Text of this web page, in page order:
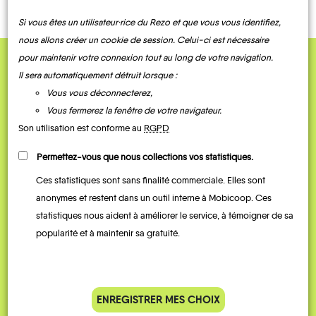
QUELQUES
Témoignages
parking de la gare est toujours
complet alors j’ai testé Rezo
Si vous êtes un utilisateur·rice du Rezo et que vous vous identifiez,
nous allons créer un cookie de session. Celui-ci est nécessaire
pour maintenir votre connexion tout au long de votre navigation.
Il sera automatiquement détruit lorsque :
Vous vous déconnecterez,
Vous fermerez la fenêtre de votre navigateur.
Son utilisation est conforme au RGPD
Permettez-vous que nous collections vos statistiques.
Ces statistiques sont sans finalité commerciale. Elles sont
anonymes et restent dans un outil interne à Mobicoop. Ces
statistiques nous aident à améliorer le service, à témoigner de sa
popularité et à maintenir sa gratuité.
ENREGISTRER MES CHOIX